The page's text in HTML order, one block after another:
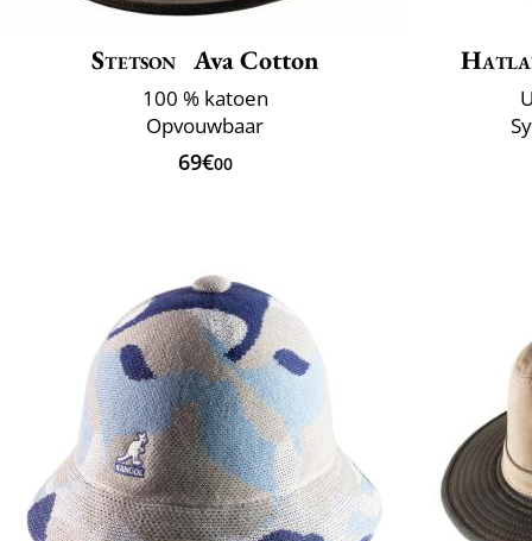
Stetson Ava Cotton
100 % katoen
Opvouwbaar
69€00